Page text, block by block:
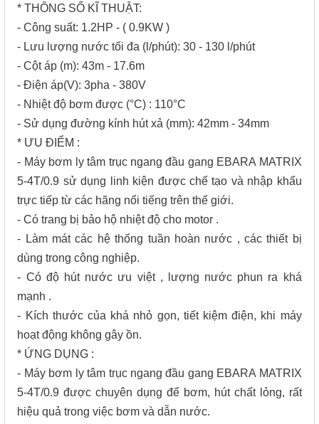
* THÔNG SỐ KĨ THUẬT:
- Công suất: 1.2HP - ( 0.9KW )
- Lưu lượng nước tối đa (l/phút): 30 - 130 l/phút
- Cột áp (m): 43m - 17.6m
- Điện áp(V): 3pha - 380V
- Nhiệt độ bơm được (°C) : 110°C
- Sử dụng đường kính hút xả (mm): 42mm - 34mm
* ƯU ĐIỂM :
- Máy bơm ly tâm trục ngang đầu gang EBARA MATRIX
5-4T/0.9 sử dụng linh kiện được chế tạo và nhập khẩu
trực tiếp từ các hãng nổi tiếng trên thế giới.
- Có trang bị bảo hộ nhiệt độ cho motor .
- Làm mát các hệ thống tuần hoàn nước , các thiết bị
dùng trong công nghiệp.
- Có độ hút nước ưu việt , lượng nước phun ra khá
mạnh .
- Kích thước của khá nhỏ gọn, tiết kiệm điện, khi máy
hoạt động không gây ồn.
* ỨNG DỤNG :
- Máy bơm ly tâm trục ngang đầu gang EBARA MATRIX
5-4T/0.9 được chuyên dụng để bơm, hút chất lỏng, rất
hiệu quả trong việc bơm và dẫn nước.